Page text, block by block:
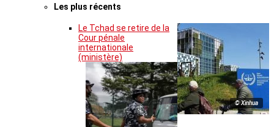
Les plus récents
© Xinhua
Le Tchad se retire de la
Cour pénale
internationale
(ministère)